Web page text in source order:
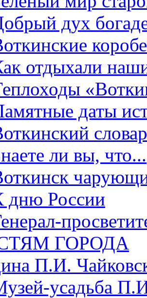
дух
отдыхали
даты
ли вы, что...
дню России
ГОРОДА
П.И.
усадьба